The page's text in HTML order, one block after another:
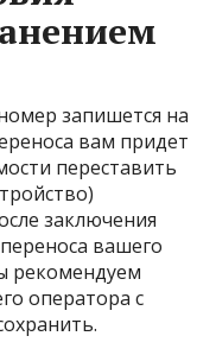
запишется на
вам придет
переставить
заключения
вашего
рекомендуем
оператора с